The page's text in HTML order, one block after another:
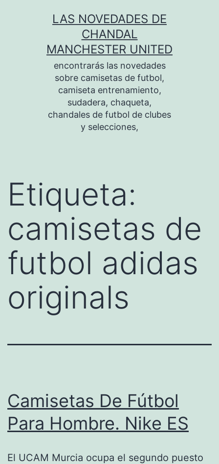
LAS NOVEDADES DE
CHANDAL
MANCHESTER UNITED
encontrarás las novedades
sobre camisetas de futbol,
camiseta entrenamiento,
sudadera, chaqueta,
chandales de futbol de clubes
y selecciones,
Etiqueta:
camisetas de
futbol adidas
originals
Camisetas De Fútbol
Para Hombre. Nike ES
El UCAM Murcia ocupa el segundo puesto